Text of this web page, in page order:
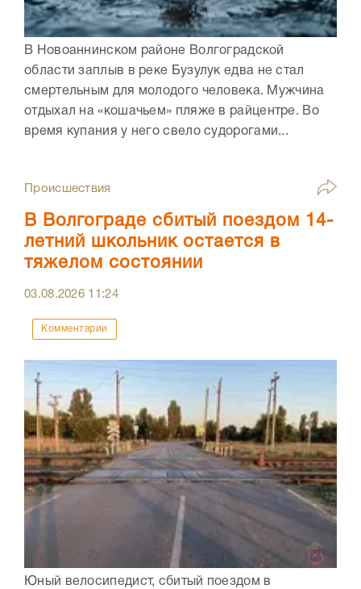
В Новоаннинском районе Волгоградской
области заплыв в реке Бузулук едва не стал
смертельным для молодого человека. Мужчина
отдыхал на «кошачьем» пляже в райцентре. Во
время купания у него свело судорогами...
Происшествия
В Волгограде сбитый поездом 14-
летний школьник остается в
тяжелом состоянии
03.08.2026 11:24
Комментарии
Юный велосипедист, сбитый поездом в